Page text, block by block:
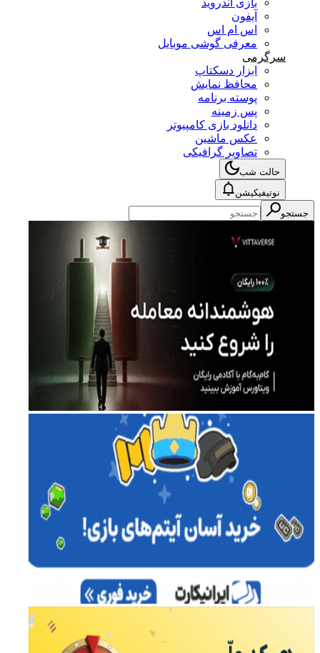
بازی اندروید
آیفون
اس ام اس
معرفی گوشی موبایل
سرگرمی
ابزار دسکتاپ
محافظ نمایش
پوسته برنامه
پس زمینه
دانلود بازی کامپیوتر
عکس ماشین
تصاویر گرافیکی
حالت شب
نوتیفیکیشن
جستجو